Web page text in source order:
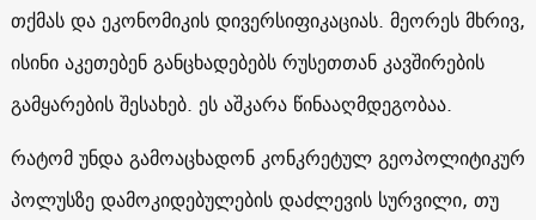
თქმას და ეკონომიკის დივერსიფიკაციას. მეორეს მხრივ,
ისინი აკეთებენ განცხადებებს რუსეთთან კავშირების
გამყარების შესახებ. ეს აშკარა წინააღმდეგობაა.
რატომ უნდა გამოაცხადონ კონკრეტულ გეოპოლიტიკურ
პოლუსზე დამოკიდებულების დაძლევის სურვილი, თუ